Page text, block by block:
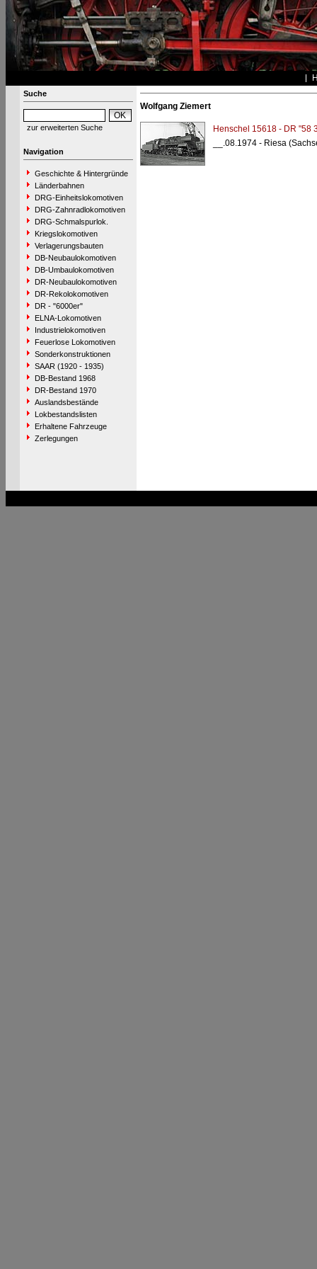
Suche
zur erweiterten Suche
Navigation
Geschichte & Hintergründe
Länderbahnen
DRG-Einheitslokomotiven
DRG-Zahnradlokomotiven
DRG-Schmalspurlok.
Kriegslokomotiven
Verlagerungsbauten
DB-Neubaulokomotiven
DB-Umbaulokomotiven
DR-Neubaulokomotiven
DR-Rekolokomotiven
DR - "6000er"
ELNA-Lokomotiven
Industrielokomotiven
Feuerlose Lokomotiven
Sonderkonstruktionen
SAAR (1920 - 1935)
DB-Bestand 1968
DR-Bestand 1970
Auslandsbestände
Lokbestandslisten
Erhaltene Fahrzeuge
Zerlegungen
Wolfgang Ziemert
Henschel 15618 - DR "58
__.08.1974 - Riesa